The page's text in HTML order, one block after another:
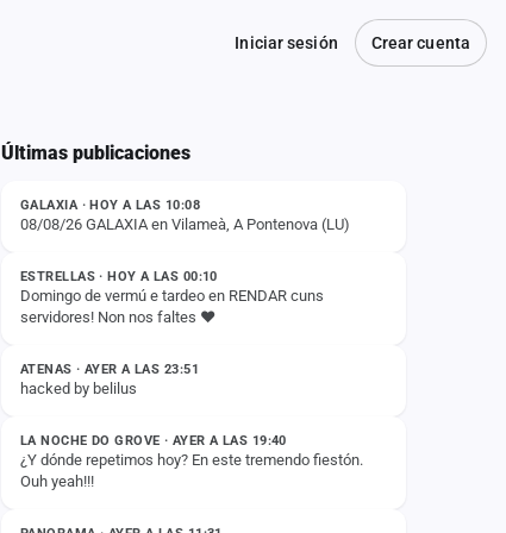
Iniciar sesión Crear cuenta
Últimas publicaciones
ESTADO
GALAXIA · HOY A LAS 10:08
08/08/26 GALAXIA en Vilameà, A Pontenova (LU)
ESTADO
ESTRELLAS · HOY A LAS 00:10
Domingo de vermú e tardeo en RENDAR cuns
servidores! Non nos faltes ❤️
ESTADO
ATENAS · AYER A LAS 23:51
hacked by belilus
ESTADO
LA NOCHE DO GROVE · AYER A LAS 19:40
¿Y dónde repetimos hoy? En este tremendo fiestón.
Ouh yeah!!!
ESTADO